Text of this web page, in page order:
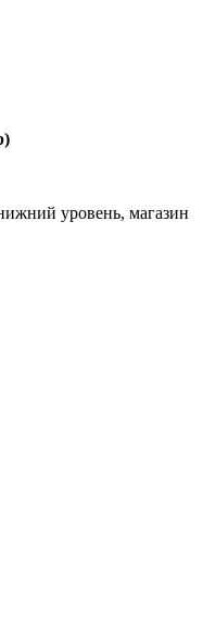
уровень, магазин